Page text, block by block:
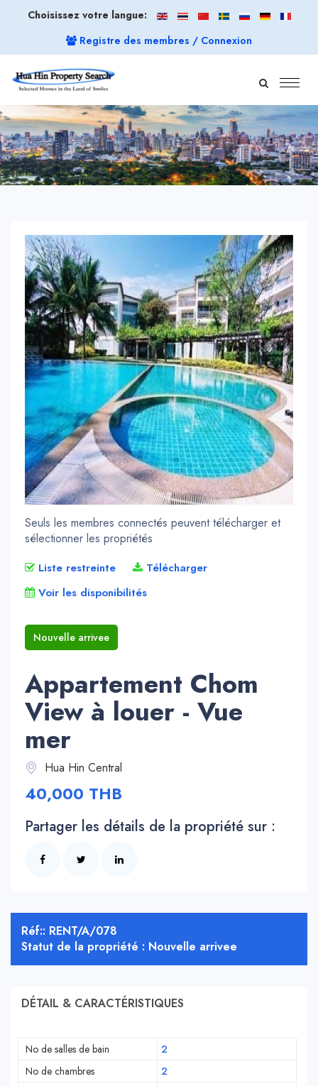
Choisissez votre langue:
Registre des membres / Connexion
Seuls les membres connectés peuvent télécharger et
sélectionner les propriétés
Liste restreinte
Télécharger
Voir les disponibilités
Nouvelle arrivee
Appartement Chom
View à louer - Vue
mer
Hua Hin Central
40,000 THB
Partager les détails de la propriété sur :
Réf:: RENT/A/078
Statut de la propriété : Nouvelle arrivee
DÉTAIL & CARACTÉRISTIQUES
No de salles de bain
2
No de chambres
2